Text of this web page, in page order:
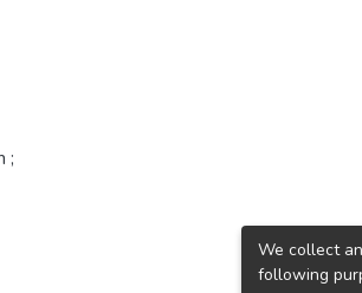
;
We collect
following